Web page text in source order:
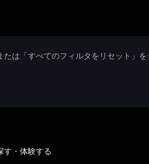
は「すべてのフィルタをリセット」
・体験する